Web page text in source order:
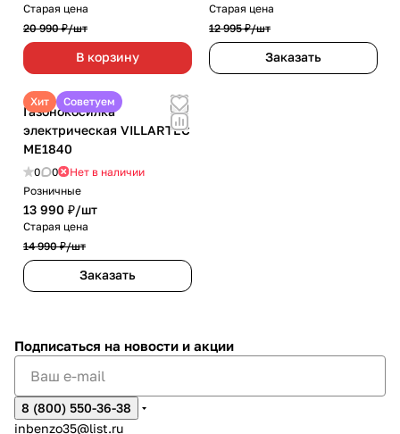
Старая цена
20 990 ₽/шт
В корзину
Старая цена
12 995 ₽/шт
Заказать
Хит Советуем
Газонокосилка
электрическая VILLARTEC
ME1840
0 0
Нет в наличии
Розничные
13 990 ₽/шт
Старая цена
14 990 ₽/шт
Заказать
Подписаться на новости и акции
8 (800) 550-36-38
inbenzo35@list.ru